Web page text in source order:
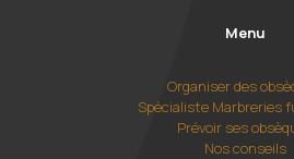
Menu
Organiser des
Spécialiste Marbreries
Prévoir ses
Nos conseils